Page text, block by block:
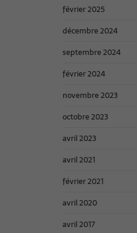
février 2025
décembre 2024
septembre 2024
février 2024
novembre 2023
octobre 2023
avril 2023
avril 2021
février 2021
avril 2020
avril 2017